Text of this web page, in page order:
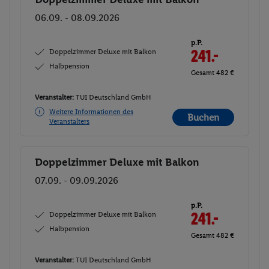
06.09. - 08.09.2026
Doppelzimmer Deluxe mit Balkon
Halbpension
p.P.
241.-
Gesamt 482 €
Veranstalter: TUI Deutschland GmbH
Weitere Informationen des
Veranstalters
Buchen
Buchen
Doppelzimmer Deluxe mit Balkon
07.09. - 09.09.2026
Doppelzimmer Deluxe mit Balkon
Halbpension
p.P.
241.-
Gesamt 482 €
Veranstalter: TUI Deutschland GmbH